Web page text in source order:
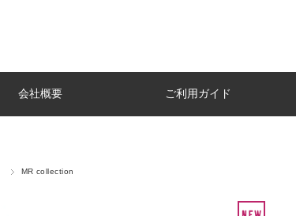
会社概要 ご利用ガイド
MR collection